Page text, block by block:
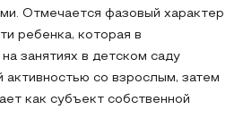
Отмечается фазовый характер
ребенка, которая в
занятиях в детском саду
активностью со взрослым, затем
как субъект собственной